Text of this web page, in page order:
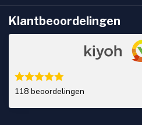
Klantbeoordelingen
118 beoordelingen